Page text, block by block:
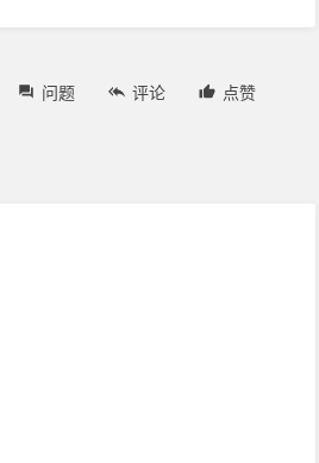
问题 评论 点赞